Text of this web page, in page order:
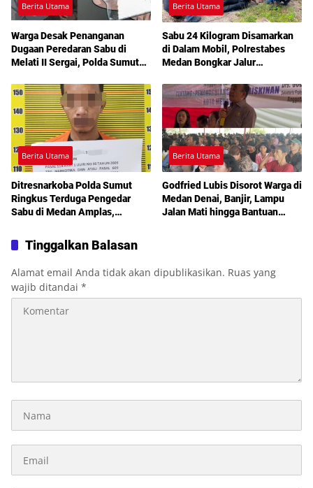
Berita Utama
Warga Desak Penanganan
Dugaan Peredaran Sabu di
Melati II Sergai, Polda Sumut
Berita Utama
Sabu 24 Kilogram Disamarkan
di Dalam Mobil, Polrestabes
Medan Bongkar Jalur
Berita Utama
Ditresnarkoba Polda Sumut
Ringkus Terduga Pengedar
Sabu di Medan Amplas,
Berita Utama
Godfried Lubis Disorot Warga di
Medan Denai, Banjir, Lampu
Jalan Mati hingga Bantuan
Tinggalkan Balasan
Alamat email Anda tidak akan dipublikasikan. Ruas yang
wajib ditandai *